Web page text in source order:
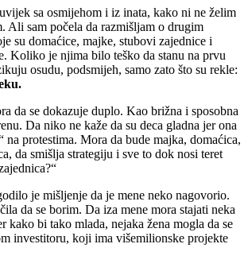
sa osmijehom i iz inata, kako ni ne želim
Ali sam počela da razmišljam o drugim
su domaćice, majke, stubovi zajednice i
Koliko je njima bilo teško da stanu na prvu
osudu, podsmijeh, samo zato što su rekle:
da se dokazuje duplo. Kao brižna i sposobna
Da niko ne kaže da su deca gladna jer ona
na protestima. Mora da bude majka, domaćica,
da smišlja strategiju i sve to dok nosi teret
je mišljenje da je mene neko nagovorio.
da se borim. Da iza mene mora stajati neka
kako bi tako mlada, nejaka žena mogla da se
investitoru, koji ima višemilionske projekte